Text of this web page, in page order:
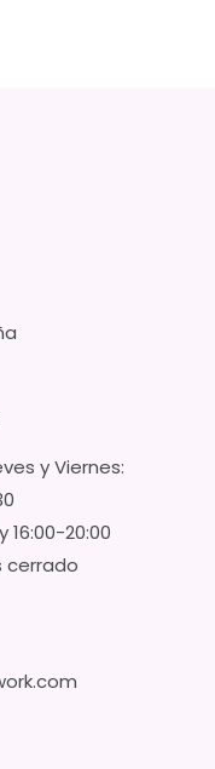
y Viernes:
16:00-20:00
cerrado